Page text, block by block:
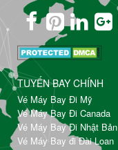
TUYẾN BAY CHÍNH
Vé Máy Bay Đi Mỹ
Vé Máy Bay Đi Canada
Vé Máy Bay Đi Nhật Bản
Vé Máy Bay đi Đài Loan